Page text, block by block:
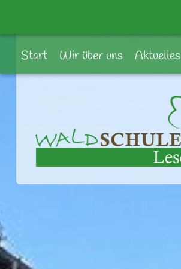
Start Wir über uns Aktuelles